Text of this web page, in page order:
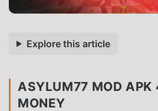
Explore this article
ASYLUM77 MOD APK
MONEY